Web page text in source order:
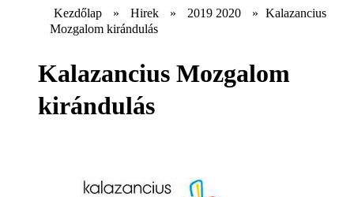
Kezdőlap » Hirek » 2019 2020 » Kalazancius
Mozgalom kirándulás
Kalazancius Mozgalom
kirándulás